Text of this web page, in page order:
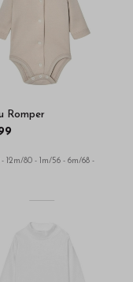
Romper
12m/80 - 1m/56 - 6m/68 -